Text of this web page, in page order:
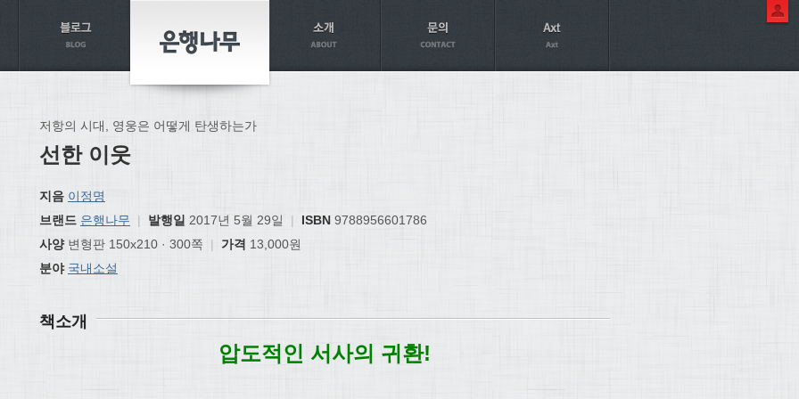
저항의 시대, 영웅은 어떻게 탄생하는가
선한 이웃
지음 이정명
브랜드 은행나무 | 발행일 2017년 5월 29일 | ISBN 9788956601786
사양변형판 150x210 · 300쪽 | 가격 13,000원
분야 국내소설
책소개
압도적인 서사의 귀환!